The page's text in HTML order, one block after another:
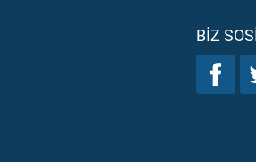
BIZ